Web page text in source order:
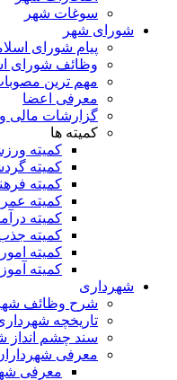
سوغات شهر
شورای شهر
پیام شورای
وظائف شورای
مهم ترین
معرفی اعضا
گزارشات مالی
کمیته ها
کمیته
کمیته
کمیته
کمیته
کمیته
کمیته
کمیته
کمیته
شهرداری
شرح وظائف
تاریخچه
سند چشم انداز
معرفی
معرفی